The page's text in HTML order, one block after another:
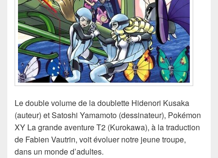
Le double volume de la doublette Hidenori Kusaka
(auteur) et Satoshi Yamamoto (dessinateur), Pokémon
XY La grande aventure T2 (Kurokawa), à la traduction
de Fabien Vautrin, voit évoluer notre jeune troupe,
dans un monde d’adultes.